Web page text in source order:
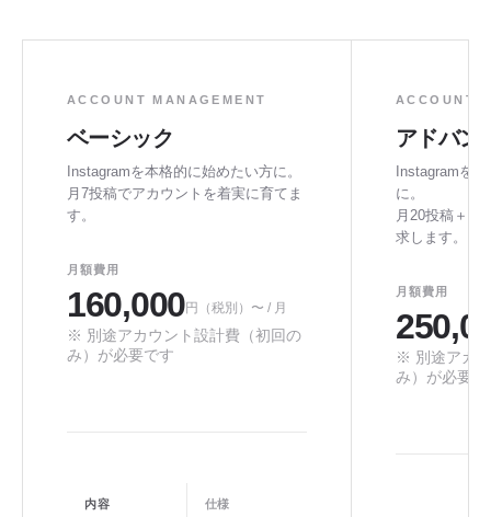
ACCOUNT MANAGEMENT
ベーシック
Instagramを本格的に始めたい方に。
月7投稿でアカウントを着実に育てま
す。
月額費用
160,000円（税別）〜 / 月
※ 別途アカウント設計費（初回の
み）が必要です
内容 仕様
ACCOUNT
アドバン
Instagramを
に。
月20投稿＋動
求します。
月額費用
※ 別途アカ
み）が必要で